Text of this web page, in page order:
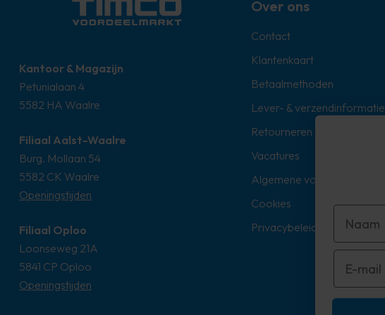
Kantoor & Magazijn
Petunialaan 4
5582 HA Waalre
Filiaal Aalst-Waalre
Burg. Mollaan 54
5582 CK Waalre
Openingstijden
Filiaal Oploo
Loonseweg 21A
5841 CP Oploo
Openingstijden
Over ons
Contact
Klantenkaart
Betaalmethoden
Lever- & verzendinformatie
Retourneren
Vacatures
Algemene voorwaarden
Cookies
Privacybeleid